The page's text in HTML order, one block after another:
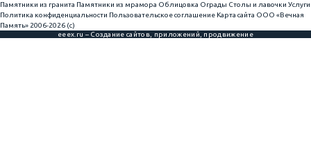
Памятники из гранита Памятники из мрамора Облицовка Ограды Столы и лавочки Услуги
Политика конфиденциальности Пользовательское соглашение Карта сайта ООО «Вечная
Память» 2006-2026 (с)
eeex.ru – Создание сайтов, приложений, продвижение